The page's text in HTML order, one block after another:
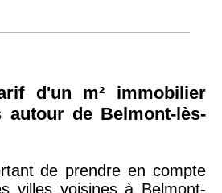
d'un m² immobilier
autour de Belmont-lès-
de prendre en compte
villes voisines à Belmont-